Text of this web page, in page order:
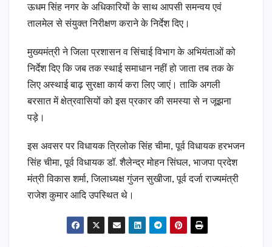
ऊधम सिंह नगर के अधिकारियों के साथ आपसी समन्वय एवं
तालमेल से संयुक्त निरीक्षण कराने के निर्देश दिए।
मुख्यमंत्री ने जिला प्रशासन व सिंचाई विभाग के अभियंताओं को
निर्देश दिए कि जब तक स्थाई समाधान नहीं हो जाता तब तक के
लिए अस्थाई बाढ़ सुरक्षा कार्य करा लिए जाएं। ताकि अगली
बरसात में क्षेत्रवासियों को इस प्रकार की समस्या से न जूझना
पड़े।
इस अवसर पर विधायक त्रिलोक सिंह चीमा, पूर्व विधायक हरभजन
सिंह चीमा, पूर्व विधायक डॉ. शैलेन्द्र मोहन सिंघल, भाजपा प्रदेश
मंत्री विकास शर्मा, जिलाध्यक्ष गुंजन सुखीजा, पूर्व दर्जा राज्यमंत्री
राजेश कुमार आदि उपस्थित थे।